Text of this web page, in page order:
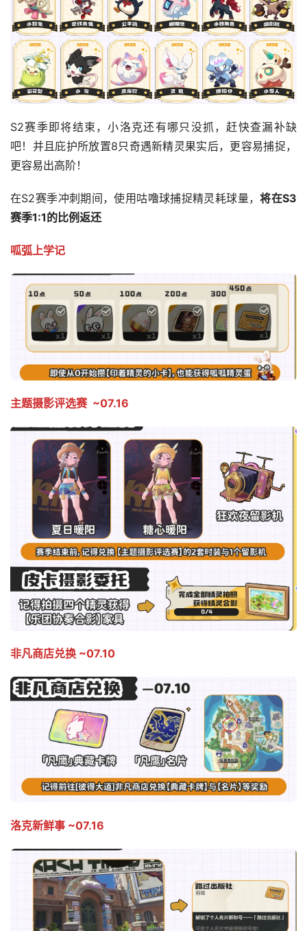
S2赛季即将结束，小洛克还有哪只没抓，赶快查漏补缺
吧！并且庇护所放置8只奇遇新精灵果实后，更容易捕捉，
更容易出高阶！
在S2赛季冲刺期间，使用咕噜球捕捉精灵耗球量，将在S3
赛季1:1的比例返还
呱弧上学记
主题摄影评选赛  ~07.16
非凡商店兑换 ~07.10
洛克新鲜事 ~07.16